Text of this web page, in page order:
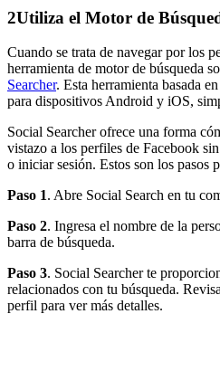
2Utiliza el Motor de
Cuando se trata de navegar por los
herramienta de motor de búsqueda
Searcher. Esta herramienta basada
para dispositivos Android y iOS,
Social Searcher ofrece una forma
vistazo a los perfiles de Facebook
o iniciar sesión. Estos son los pasos
Paso 1. Abre Social Search en tu
Paso 2. Ingresa el nombre de la
barra de búsqueda.
Paso 3. Social Searcher te
relacionados con tu búsqueda.
perfil para ver más detalles.